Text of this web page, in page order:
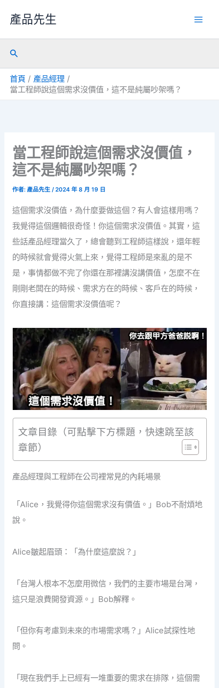
主
內
產品先生
搜
尋
首頁
產品經理
當工程師說這個需求沒價值，這不是純屬吵架嗎？
當工程師說這個需求沒價值，
這不是純屬吵架嗎？
作者:產品先生/2024 年 8 月 19 日
這個需求沒價值，為什麼要做這個？有人會這樣用嗎？
我覺得這個邏輯很奇怪！你這個需求沒價值。其實，這
些話產品經理當久了，總會聽到工程師這樣說，還年輕
的時候就會覺得火氣上來，覺得工程師是來亂的是不
是，事情都做不完了你還在那裡講沒講價值，怎麼不在
剛剛老闆在的時候、需求方在的時候、客戶在的時候，
你直接講：這個需求沒價值呢？
文章目錄（可點擊下方標題，快速跳至該
章節）
產品經理與工程師在公司裡常見的內耗場景
「Alice，我覺得你這個需求沒有價值。」Bob不耐煩地
說。
Alice皺起眉頭：「為什麼這麼說？」
「台灣人根本不怎麼用微信，我們的主要市場是台灣，
這只是浪費開發資源。」Bob解釋。
「但你有考慮到未來的市場需求嗎？」Alice試探性地
問。
「現在我們手上已經有一堆重要的需求在排隊，這個需